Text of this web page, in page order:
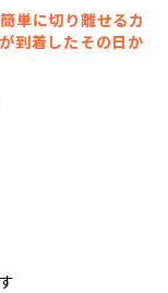
単に切り離せるカ
到着したその日か